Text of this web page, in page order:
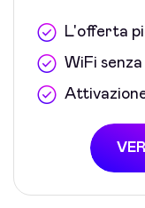
L'offerta
WiFi